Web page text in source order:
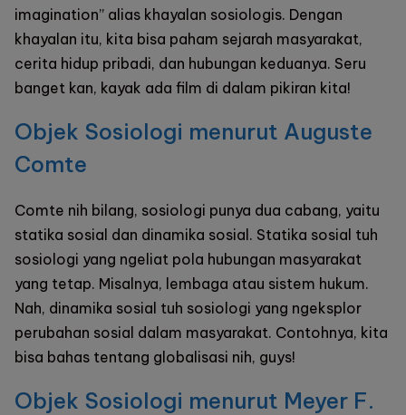
imagination” alias khayalan sosiologis. Dengan
khayalan itu, kita bisa paham sejarah masyarakat,
cerita hidup pribadi, dan hubungan keduanya. Seru
banget kan, kayak ada film di dalam pikiran kita!
Objek Sosiologi menurut Auguste
Comte
Comte nih bilang, sosiologi punya dua cabang, yaitu
statika sosial dan dinamika sosial. Statika sosial tuh
sosiologi yang ngeliat pola hubungan masyarakat
yang tetap. Misalnya, lembaga atau sistem hukum.
Nah, dinamika sosial tuh sosiologi yang ngeksplor
perubahan sosial dalam masyarakat. Contohnya, kita
bisa bahas tentang globalisasi nih, guys!
Objek Sosiologi menurut Meyer F.